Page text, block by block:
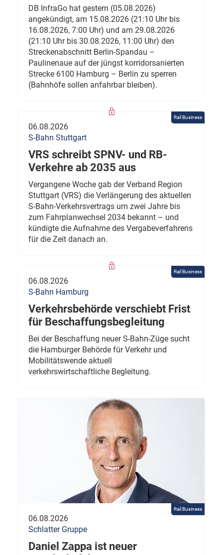
DB InfraGo hat gestern (05.08.2026)
angekündigt, am 15.08.2026 (21:10 Uhr bis
16.08.2026, 7:00 Uhr) und am 29.08.2026
(21:10 Uhr bis 30.08.2026, 11:00 Uhr) den
Streckenabschnitt Berlin-Spandau –
Paulinenaue auf der jüngst korridorsanierten
Strecke 6100 Hamburg – Berlin zu sperren
(Bahnhöfe sollen anfahrbar bleiben).
Rail Business
06.08.2026
S-Bahn Stuttgart
VRS schreibt SPNV- und RB-
Verkehre ab 2035 aus
Vergangene Woche gab der Verband Region
Stuttgart (VRS) die Verlängerung des aktuellen
S-Bahn-Verkehrsvertrags um zwei Jahre bis
zum Fahrplanwechsel 2034 bekannt – und
kündigte die Aufnahme des Vergabeverfahrens
für die Zeit danach an.
Rail Business
06.08.2026
S-Bahn Hamburg
Verkehrsbehörde verschiebt Frist
für Beschaffungsbegleitung
Bei der Beschaffung neuer S-Bahn-Züge sucht
die Hamburger Behörde für Verkehr und
Mobilitätswende aktuell
verkehrswirtschaftliche Begleitung.
Rail Business
06.08.2026
Schlatter Gruppe
Daniel Zappa ist neuer